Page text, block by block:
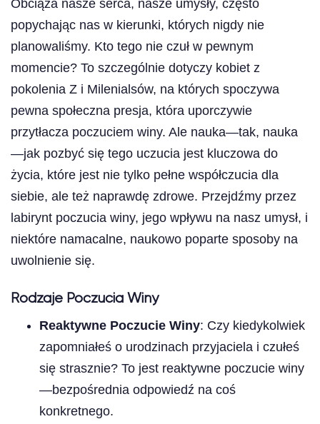
Obciąża nasze serca, nasze umysły, często
popychając nas w kierunki, których nigdy nie
planowaliśmy. Kto tego nie czuł w pewnym
momencie? To szczególnie dotyczy kobiet z
pokolenia Z i Milenialsów, na których spoczywa
pewna społeczna presja, która uporczywie
przytłacza poczuciem winy. Ale nauka—tak, nauka
—jak pozbyć się tego uczucia jest kluczowa do
życia, które jest nie tylko pełne współczucia dla
siebie, ale też naprawdę zdrowe. Przejdźmy przez
labirynt poczucia winy, jego wpływu na nasz umysł, i
niektóre namacalne, naukowo poparte sposoby na
uwolnienie się.
Rodzaje Poczucia Winy
Reaktywne Poczucie Winy: Czy kiedykolwiek
zapomniałeś o urodzinach przyjaciela i czułeś
się strasznie? To jest reaktywne poczucie winy
—bezpośrednia odpowiedź na coś
konkretnego.